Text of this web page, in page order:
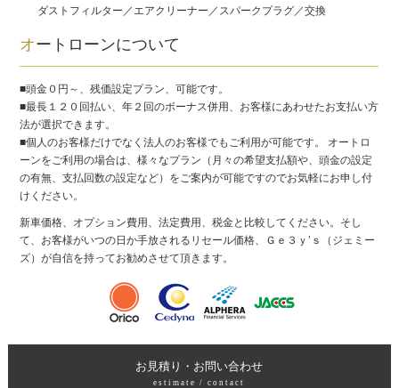
ダストフィルター／エアクリーナー／スパークプラグ／交換
オートローンについて
■頭金０円～、残価設定プラン、可能です。
■最長１２０回払い、年２回のボーナス併用、お客様にあわせたお支払い方
法が選択できます。
■個人のお客様だけでなく法人のお客様でもご利用が可能です。 オートロ
ーンをご利用の場合は、様々なプラン（月々の希望支払額や、頭金の設定
の有無、支払回数の設定など）をご案内が可能ですのでお気軽にお申し付
けください。
新車価格、オプション費用、法定費用、税金と比較してください。そし
て、お客様がいつの日か手放されるリセール価格、Ｇｅ３ｙ’ｓ（ジェミー
ズ）が自信を持ってお勧めさせて頂きます。
お見積り・お問い合わせ
estimate / contact